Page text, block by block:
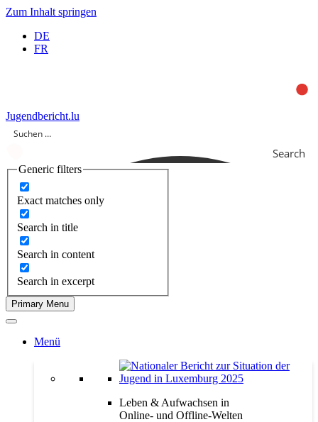
Zum Inhalt springen
DE
FR
Jugendbericht.lu
Search
Generic filters
Exact matches only
Search in title
Search in content
Search in excerpt
Primary Menu
Menü
Leben & Aufwachsen in
Online- und Offline-Welten